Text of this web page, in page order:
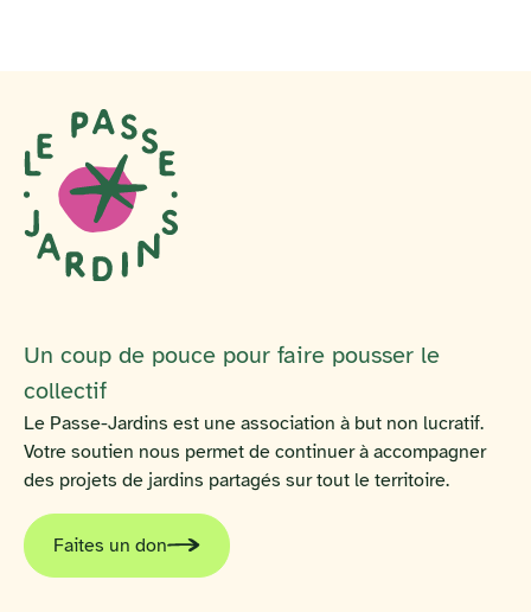
Un coup de pouce pour faire pousser le
collectif
Le Passe-Jardins est une association à but non lucratif.
Votre soutien nous permet de continuer à accompagner
des projets de jardins partagés sur tout le territoire.
Faites un don